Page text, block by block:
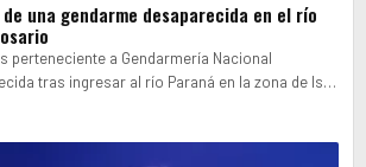
una gendarme desaparecida en el río
perteneciente a Gendarmería Nacional
tras ingresar al río Paraná en la zona de Isla